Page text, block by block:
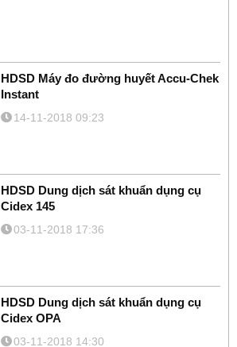
HDSD Máy đo đường huyết Accu-Chek
Instant
14-11-2018 09:23
HDSD Dung dịch sát khuẩn dụng cụ
Cidex 145
03-11-2018 17:36
HDSD Dung dịch sát khuẩn dụng cụ
Cidex OPA
03-11-2018 14:30